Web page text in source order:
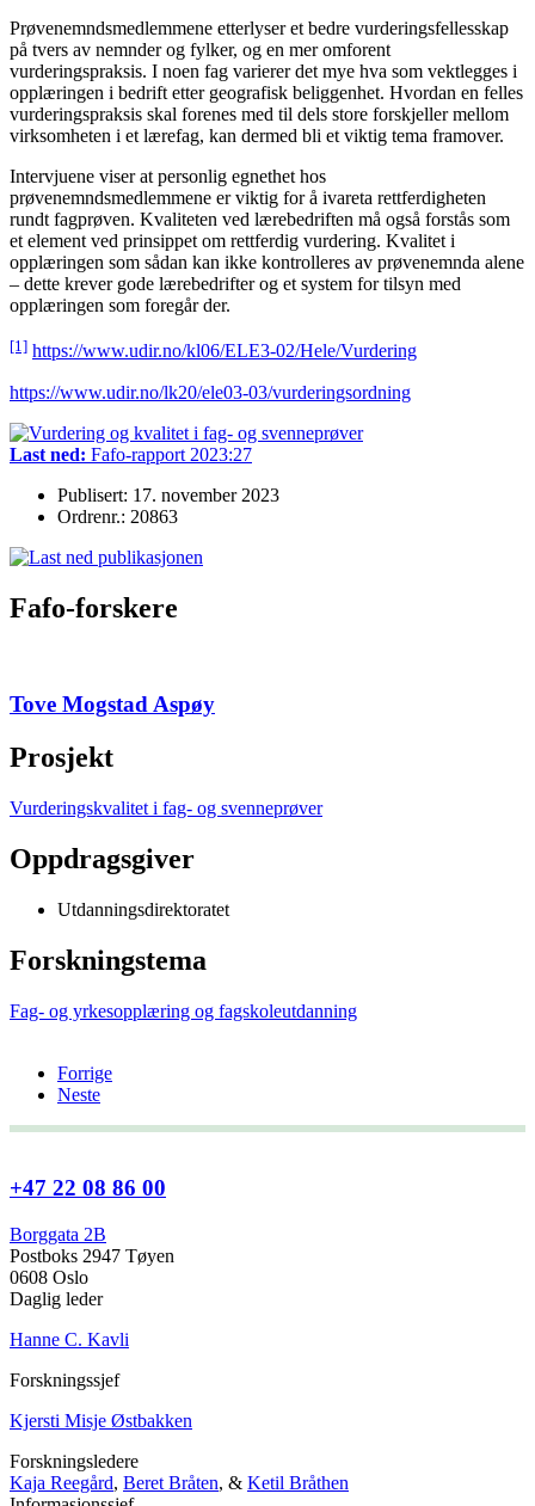
Prøvenemndsmedlemmene etterlyser et bedre vurderingsfellesskap
på tvers av nemnder og fylker, og en mer omforent
vurderingspraksis. I noen fag varierer det mye hva som vektlegges i
opplæringen i bedrift etter geografisk beliggenhet. Hvordan en felles
vurderingspraksis skal forenes med til dels store forskjeller mellom
virksomheten i et lærefag, kan dermed bli et viktig tema framover.
Intervjuene viser at personlig egnethet hos
prøvenemndsmedlemmene er viktig for å ivareta rettferdigheten
rundt fagprøven. Kvaliteten ved lærebedriften må også forstås som
et element ved prinsippet om rettferdig vurdering. Kvalitet i
opplæringen som sådan kan ikke kontrolleres av prøvenemnda alene
– dette krever gode lærebedrifter og et system for tilsyn med
opplæringen som foregår der.
[1] https://www.udir.no/kl06/ELE3-02/Hele/Vurdering
https://www.udir.no/lk20/ele03-03/vurderingsordning
Last ned: Fafo-rapport 2023:27
Publisert: 17. november 2023
Ordrenr.: 20863
Fafo-forskere
Tove Mogstad Aspøy
Prosjekt
Vurderingskvalitet i fag- og svenneprøver
Oppdragsgiver
Utdanningsdirektoratet
Forskningstema
Fag- og yrkesopplæring og fagskoleutdanning
Forrige
Neste
+47 22 08 86 00
Borggata 2B
Postboks 2947 Tøyen
0608 Oslo
Daglig leder
Hanne C. Kavli
Forskningssjef
Kjersti Misje Østbakken
Forskningsledere
Kaja Reegård, Beret Bråten, & Ketil Bråthen